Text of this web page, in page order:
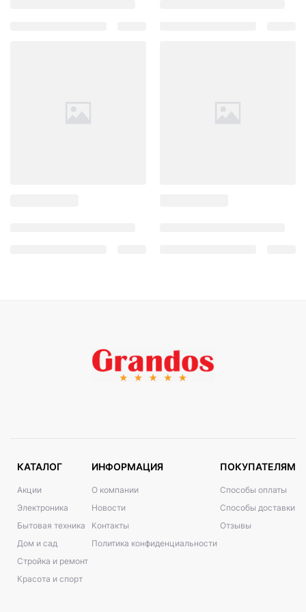
КАТАЛОГ
Акции
Электроника
Бытовая техника
Дом и сад
Стройка и ремонт
Красота и спорт
ИНФОРМАЦИЯ
О компании
Новости
Контакты
Политика конфиденциальности
ПОКУПАТЕЛЯМ
Способы оплаты
Способы доставки
Отзывы